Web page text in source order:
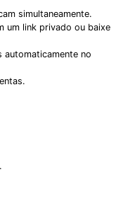
simultaneamente.
um link privado ou baixe
no